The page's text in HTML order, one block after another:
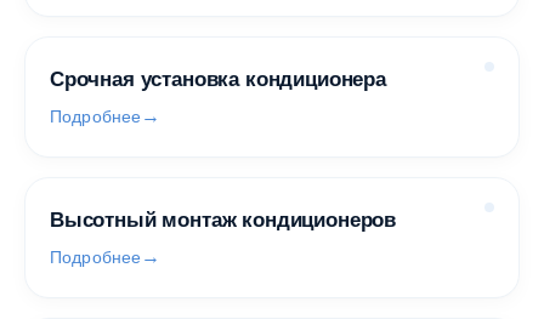
Срочная установка кондиционера
Подробнее
Высотный монтаж кондиционеров
Подробнее